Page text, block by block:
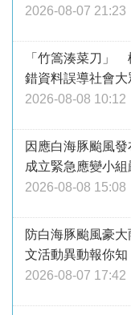
2026-08-07 21:23
「竹篙湊菜刀」
錯資料誤導社會大
2026-08-08 10:12
因應白海豚颱風
成立緊急應變小
2026-08-08 15:08
防白海豚颱風豪
文活動異動報你知
2026-08-07 17:42